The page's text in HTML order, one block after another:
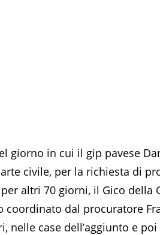
giorno in cui il gip pavese
civile, per la richiesta di
altri 70 giorni, il Gico della
coordinato dal procuratore
nelle case dell’aggiunto e